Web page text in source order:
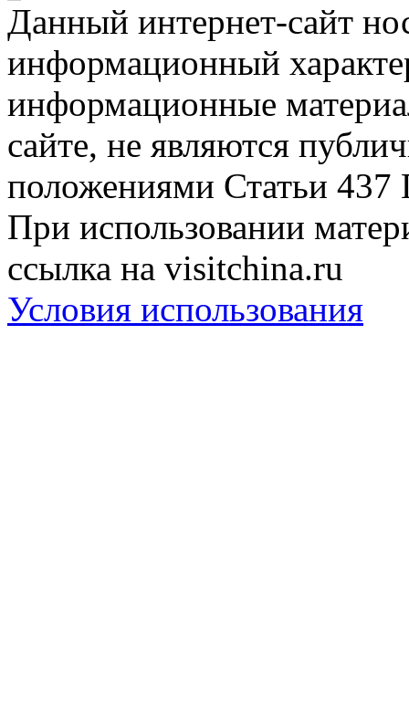
Данный интернет-сайт
информационный
информационные
сайте, не являются
положениями Статьи 437
При использовании
ссылка на visitchina.ru
Условия использования